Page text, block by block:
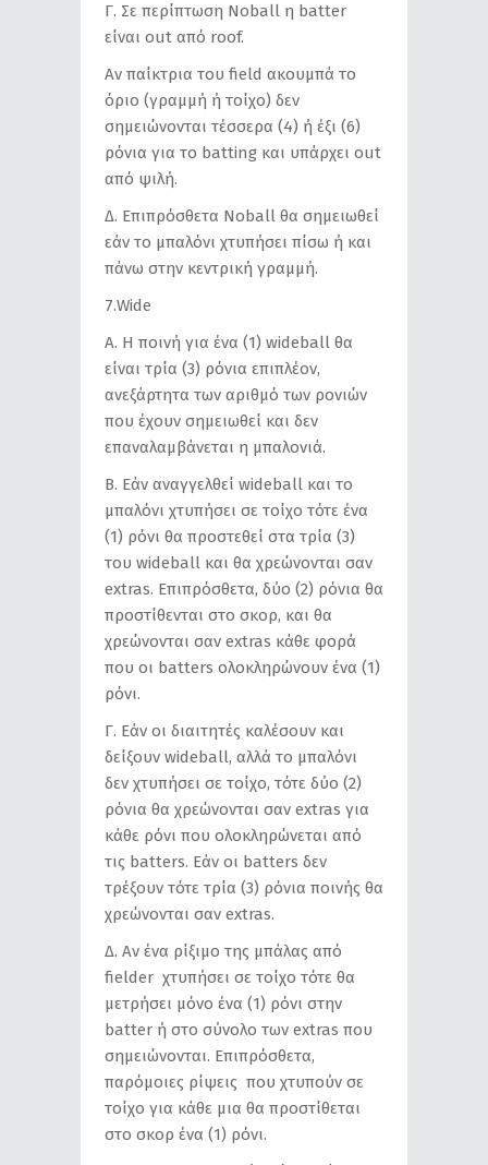
Γ. Σε περίπτωση Νoball η batter
είναι out από roof.
Αν παίκτρια του field ακουμπά το
όριο (γραμμή ή τοίχο) δεν
σημειώνονται τέσσερα (4) ή έξι (6)
ρόνια για το batting και υπάρχει out
από ψιλή.
Δ. Επιπρόσθετα Νoball θα σημειωθεί
εάν το μπαλόνι χτυπήσει πίσω ή και
πάνω στην κεντρική γραμμή.
7.Wide
Α. Η ποινή για ένα (1) wideball θα
είναι τρία (3) ρόνια επιπλέον,
ανεξάρτητα των αριθμό των ρονιών
που έχουν σημειωθεί και δεν
επαναλαμβάνεται η μπαλονιά.
Β. Εάν αναγγελθεί wideball και το
μπαλόνι χτυπήσει σε τοίχο τότε ένα
(1) ρόνι θα προστεθεί στα τρία (3)
του wideball και θα χρεώνονται σαν
extras. Επιπρόσθετα, δύο (2) ρόνια θα
προστίθενται στο σκορ, και θα
χρεώνονται σαν extras κάθε φορά
που οι batters ολοκληρώνουν ένα (1)
ρόνι.
Γ. Εάν οι διαιτητές καλέσουν και
δείξουν wideball, αλλά το μπαλόνι
δεν χτυπήσει σε τοίχο, τότε δύο (2)
ρόνια θα χρεώνονται σαν extras για
κάθε ρόνι που ολοκληρώνεται από
τις batters. Εάν οι batters δεν
τρέξουν τότε τρία (3) ρόνια ποινής θα
χρεώνονται σαν extras.
Δ. Αν ένα ρίξιμο της μπάλας από
fielder χτυπήσει σε τοίχο τότε θα
μετρήσει μόνο ένα (1) ρόνι στην
batter ή στο σύνολο των extras που
σημειώνονται. Επιπρόσθετα,
παρόμοιες ρίψεις που χτυπούν σε
τοίχο για κάθε μια θα προστίθεται
στο σκορ ένα (1) ρόνι.